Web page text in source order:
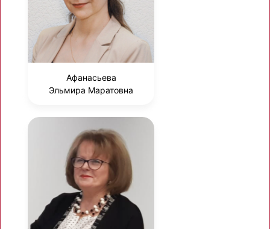
Афанасьева
Эльмира Маратовна